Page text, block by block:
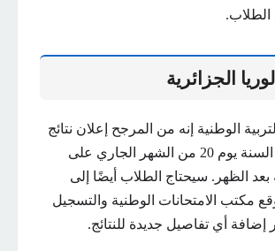
الطلاب.
الجزائرية
الوطنية إنه من المرجح إعلان نتائج
البكالوريا لهذه السنة يوم 20 من الشهر الجاري على
بعد الظهر. سيحتاج الطلاب أيضًا إلى
مكتب الامتحانات الوطنية والتسجيل
إضافة أي تفاصيل جديدة للنتائج.